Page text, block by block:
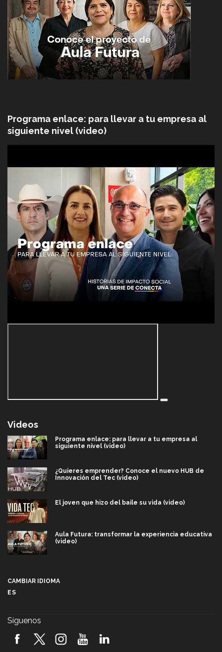
Programa enlace: para llevar a tu empresa al
siguiente nivel (video)
Videos
Programa enlace: para llevar a tu empresa al
siguiente nivel (video)
¿Quieres emprender? Conoce el nuevo HUB de
Innovación del Tec (video)
El joven que hizo del baile su vida (video)
Aula Futura: transformar la experiencia educativa
(video)
2026! (video)
CAMBIAR IDIOMA
ES
Síguenos